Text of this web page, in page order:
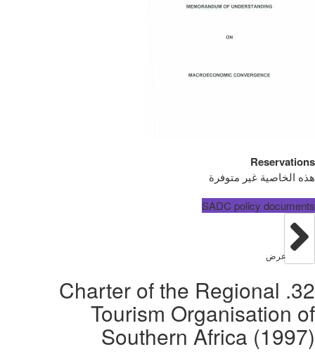
Reservations
هذه الخاصية غير متوفرة
SADC policy documents
عرض
32. Charter of the Regional
Tourism Organisation of
Southern Africa (1997)